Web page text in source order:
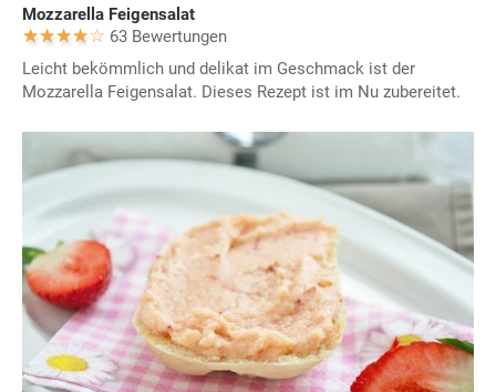
Mozzarella Feigensalat
63 Bewertungen
Leicht bekömmlich und delikat im Geschmack ist der
Mozzarella Feigensalat. Dieses Rezept ist im Nu zubereitet.